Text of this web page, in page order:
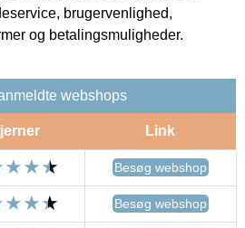
brugervenlighed,
og betalingsmuligheder.
webshops
Link
Besøg webshop
Besøg webshop